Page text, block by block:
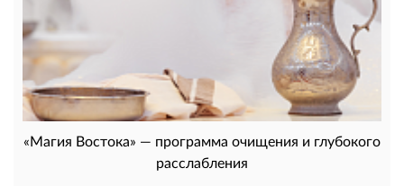
«Магия Востока» — программа очищения и глубокого
расслабления